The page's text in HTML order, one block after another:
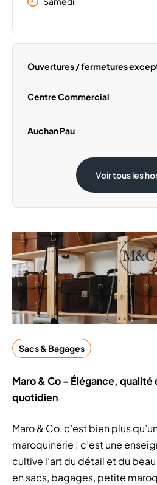
Lundi
Mercredi
Vendredi
Ouvertures / fermetures
Centre Commercial
Samedi 15 Août
Auchan Pau
Samedi 15 Août
Dimanche 1 Novembre
Voir tous les
Sacs & Bagages
Maro & Co – Élégance, qualité
quotidien
Maro & Co, c’est bien plus
maroquinerie : c’est une
cultive l’art du détail et du
en sacs, bagages, petite